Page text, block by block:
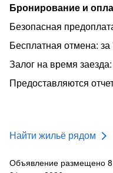
Бронирование и
Безопасная
Бесплатная отмена: за
Залог на время
Предоставляются
Найти жильё рядом
Объявление размещено